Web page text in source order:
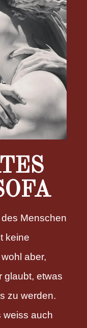
Menschen
keine
aber,
glaubt, etwas
zu werden.
weiss auch